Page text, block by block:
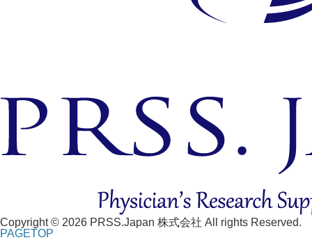
Copyright © 2026 PRSS.Japan 株式会社 All rights Reserved.
PAGETOP